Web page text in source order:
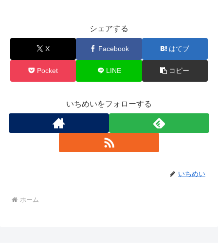
シェアする
X Facebook はてブ
Pocket LINE コピー
いちめいをフォローする
いちめい
ホーム